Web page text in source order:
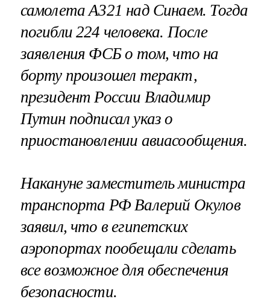
самолета А321 над Синаем. Тогда
погибли 224 человека. После
заявления ФСБ о том, что на
борту произошел теракт,
президент России Владимир
Путин подписал указ о
приостановлении авиасообщения.
Накануне заместитель министра
транспорта РФ Валерий Окулов
заявил, что в египетских
аэропортах пообещали сделать
все возможное для обеспечения
безопасности.